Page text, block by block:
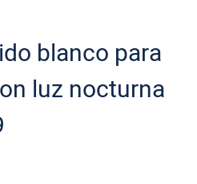
blanco para
luz nocturna